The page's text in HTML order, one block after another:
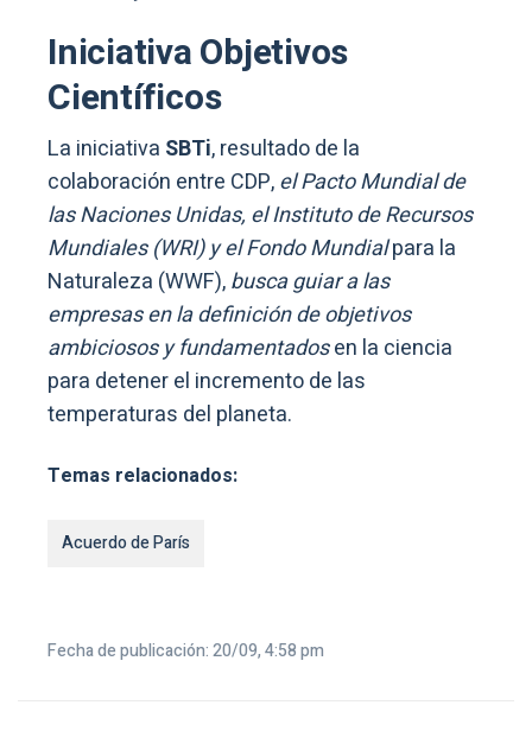
Iniciativa Objetivos
Científicos
La iniciativa SBTi, resultado de la
colaboración entre CDP,el Pacto Mundial de
las Naciones Unidas, el Instituto de Recursos
Mundiales (WRI) y el Fondo Mundialpara la
Naturaleza (WWF),busca guiar a las
empresas en la definición de objetivos
ambiciosos y fundamentadosen la ciencia
para detener el incremento de las
temperaturas del planeta.
Temas relacionados:
Acuerdo de París
Fecha de publicación: 20/09, 4:58 pm